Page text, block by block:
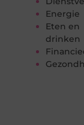
Energie
Eten en
drinken